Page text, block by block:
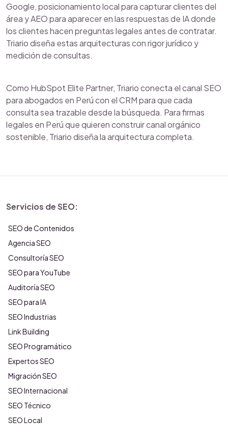
Google, posicionamiento local para capturar clientes del
área y AEO para aparecer en las respuestas de IA donde
los clientes hacen preguntas legales antes de contratar.
Triario diseña estas arquitecturas con rigor jurídico y
medición de consultas.
Como HubSpot Elite Partner, Triario conecta el canal SEO
para abogados en Perú con el CRM para que cada
consulta sea trazable desde la búsqueda. Para firmas
legales en Perú que quieren construir canal orgánico
sostenible, Triario diseña la arquitectura completa.
Servicios de SEO:
SEO de Contenidos
Agencia SEO
Consultoría SEO
SEO para YouTube
Auditoría SEO
SEO para IA
SEO Industrias
Link Building
SEO Programático
Expertos SEO
Migración SEO
SEO Internacional
SEO Técnico
SEO Local